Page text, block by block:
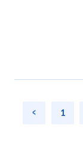
Posts
« Previous
1